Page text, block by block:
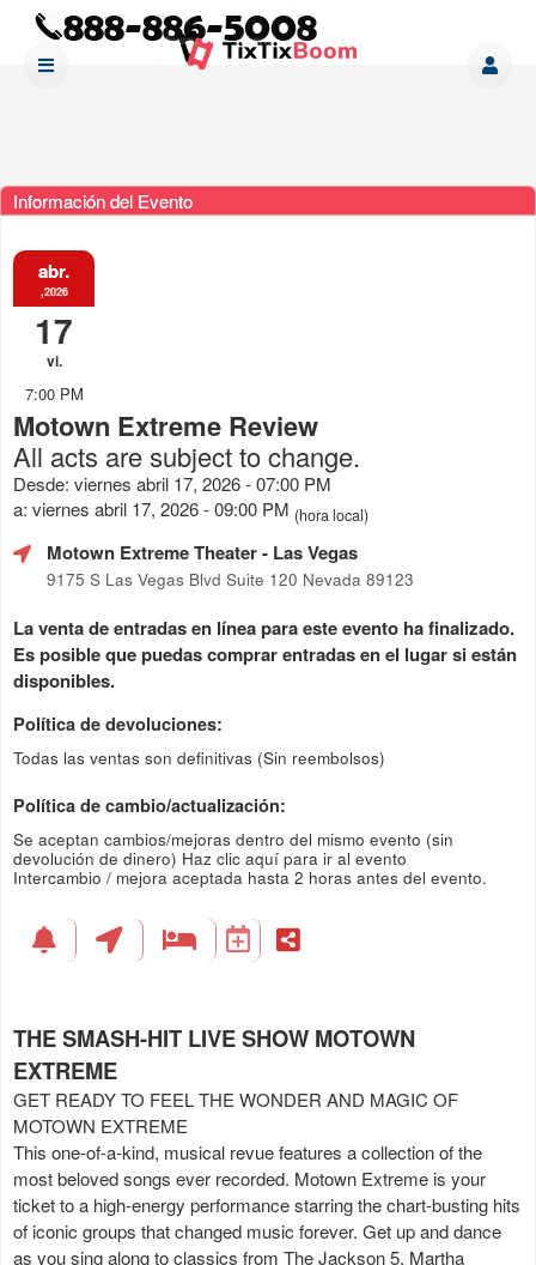
Información del Evento
abr.
,2026
17
vi.
7:00 PM
Motown Extreme Review
All acts are subject to change.
Desde: viernes abril 17, 2026 - 07:00 PM
a: viernes abril 17, 2026 - 09:00 PM (hora local)
Motown Extreme Theater- Las Vegas
9175 S Las Vegas Blvd Suite 120 Nevada 89123
La venta de entradas en línea para este evento ha finalizado.
Es posible que puedas comprar entradas en el lugar si están
disponibles.
Política de devoluciones:
Todas las ventas son definitivas (Sin reembolsos)
Política de cambio/actualización:
Se aceptan cambios/mejoras dentro del mismo evento (sin
devolución de dinero) Haz clic aquí para ir al evento
Intercambio / mejora aceptada hasta 2 horas antes del evento.
THE SMASH-HIT LIVE SHOW MOTOWN
EXTREME
GET READY TO FEEL THE WONDER AND MAGIC OF
MOTOWN EXTREME
This one-of-a-kind, musical revue features a collection of the
most beloved songs ever recorded. Motown Extreme is your
ticket to a high-energy performance starring the chart-busting hits
of iconic groups that changed music forever. Get up and dance
as you sing along to classics from The Jackson 5, Martha